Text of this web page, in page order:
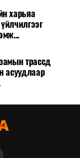
харьяа
трассд
асуудлаар